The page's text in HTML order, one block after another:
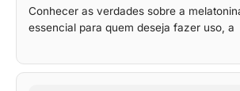
Conhecer as verdades sobre a
essencial para quem deseja fazer uso, a